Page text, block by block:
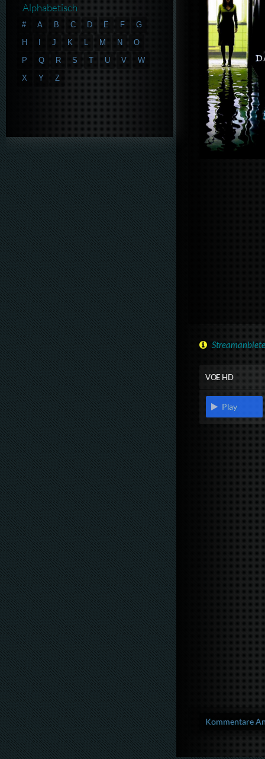
VOE HD
Play
Kommentare
Alphabetisch
# A B C D E F
G
H
J K L M N
O
P
Q R S T U V
W
X
Y Z